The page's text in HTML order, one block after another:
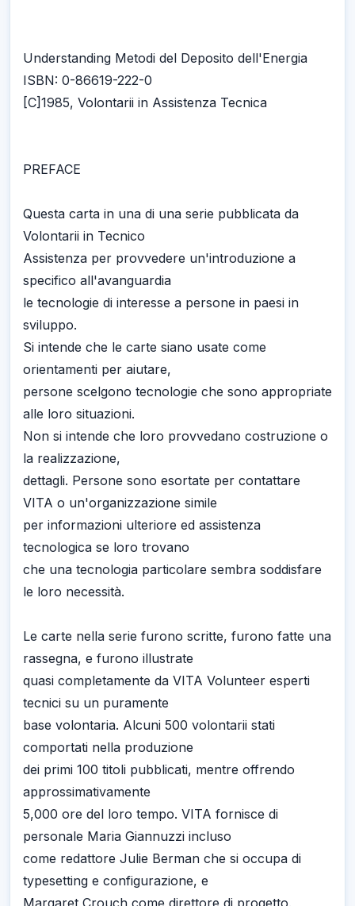
Understanding Metodi del Deposito dell'Energia
ISBN: 0-86619-222-0
[C]1985, Volontarii in Assistenza Tecnica
PREFACE
Questa carta in una di una serie pubblicata da
Volontarii in Tecnico
Assistenza per provvedere un'introduzione a
specifico all'avanguardia
le tecnologie di interesse a persone in paesi in
sviluppo.
Si intende che le carte siano usate come
orientamenti per aiutare,
persone scelgono tecnologie che sono appropriate
alle loro situazioni.
Non si intende che loro provvedano costruzione o
la realizzazione,
dettagli. Persone sono esortate per contattare
VITA o un'organizzazione simile
per informazioni ulteriore ed assistenza
tecnologica se loro trovano
che una tecnologia particolare sembra soddisfare
le loro necessità.
Le carte nella serie furono scritte, furono fatte una
rassegna, e furono illustrate
quasi completamente da VITA Volunteer esperti
tecnici su un puramente
base volontaria. Alcuni 500 volontarii stati
comportati nella produzione
dei primi 100 titoli pubblicati, mentre offrendo
approssimativamente
5,000 ore del loro tempo. VITA fornisce di
personale Maria Giannuzzi incluso
come redattore Julie Berman che si occupa di
typesetting e configurazione, e
Margaret Crouch come direttore di progetto.